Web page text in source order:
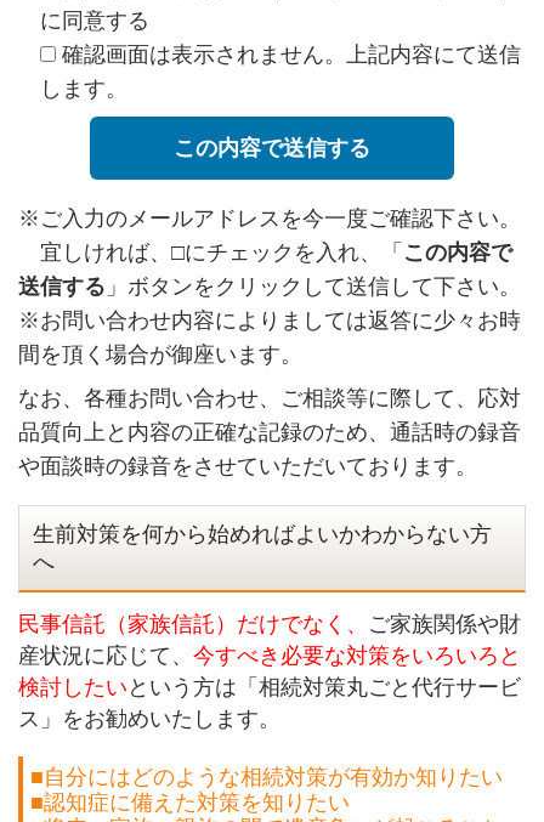
に同意する
確認画面は表示されません。上記内容にて送信
します。
※ご入力のメールアドレスを今一度ご確認下さい。
宜しければ、□にチェックを入れ、「 この内容で
送信する 」ボタンをクリックして送信して下さい。
※お問い合わせ内容によりましては返答に少々お時
間を頂く場合が御座います。
なお、各種お問い合わせ、ご相談等に際して、応対
品質向上と内容の正確な記録のため、通話時の録音
や面談時の録音をさせていただいております。
生前対策を何から始めればよいかわからない方
へ
民事信託（家族信託）だけでなく、
ご家族関係や財
産状況に応じて、 今すべき必要な対策をいろいろと
検討したい という方は「相続対策丸ごと代行サービ
ス」をお勧めいたします。
■自分にはどのような相続対策が有効か知りたい
■認知症に備えた対策を知りたい